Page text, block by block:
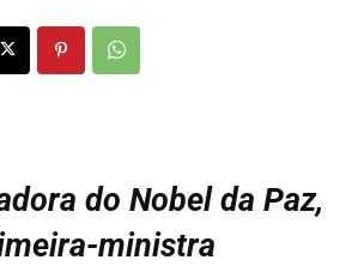
do Nobel da Paz,
ministra